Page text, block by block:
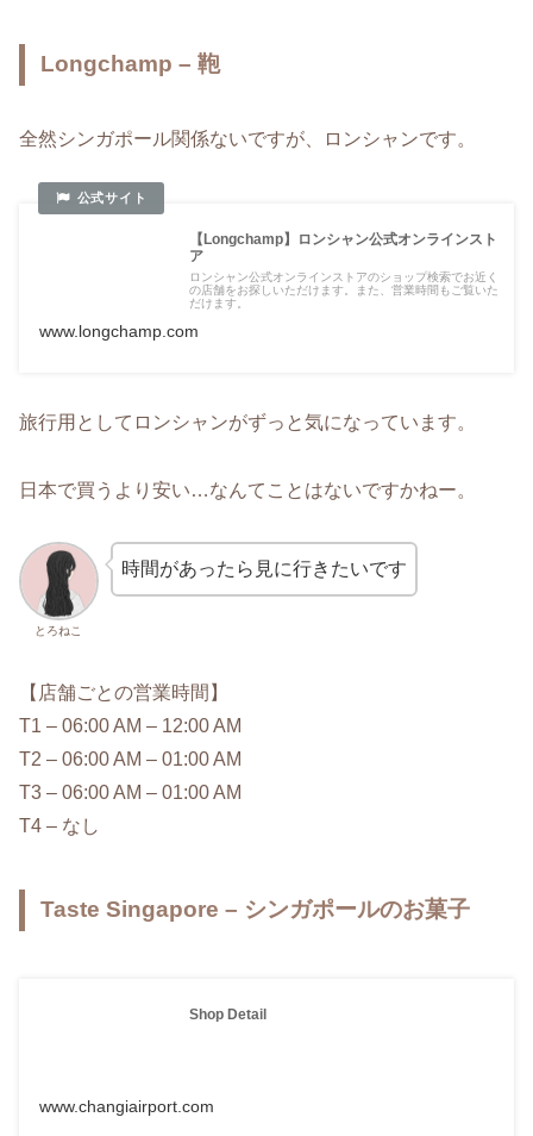
Longchamp – 鞄
全然シンガポール関係ないですが、ロンシャンです。
【Longchamp】ロンシャン公式オンラインスト
ア
ロンシャン公式オンラインストアのショップ検索でお近く
の店舗をお探しいただけます。また、営業時間もご覧いた
だけます。
www.longchamp.com
旅行用としてロンシャンがずっと気になっています。
日本で買うより安い…なんてことはないですかねー。
とろねこ
時間があったら見に行きたいです
【店舗ごとの営業時間】
T1 – 06:00 AM – 12:00 AM
T2 – 06:00 AM – 01:00 AM
T3 – 06:00 AM – 01:00 AM
T4 – なし
Taste Singapore – シンガポールのお菓子
Shop Detail
www.changiairport.com